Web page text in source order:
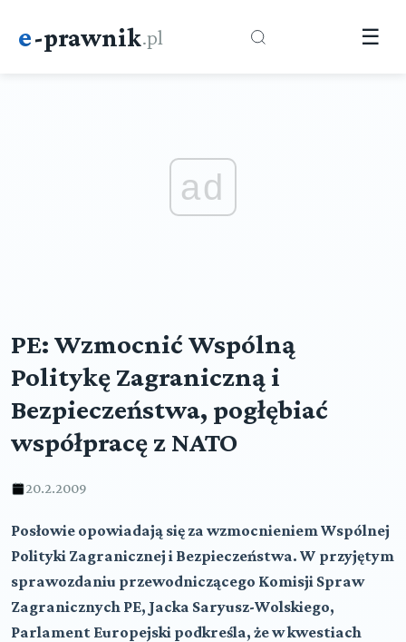
e-prawnik.pl ☰
ad
PE: Wzmocnić Wspólną
Politykę Zagraniczną i
Bezpieczeństwa, pogłębiać
współpracę z NATO
20.2.2009
Posłowie opowiadają się za wzmocnieniem Wspólnej
Polityki Zagranicznej i Bezpieczeństwa. W przyjętym
sprawozdaniu przewodniczącego Komisji Spraw
Zagranicznych PE, Jacka Saryusz-Wolskiego,
Parlament Europejski podkreśla, że w kwestiach